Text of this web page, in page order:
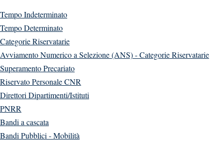
Tempo Indeterminato
Tempo Determinato
Categorie Riservatarie
Avviamento Numerico a Selezione (ANS) - Categorie Riservatarie
Superamento Precariato
Riservato Personale CNR
Direttori Dipartimenti/Istituti
PNRR
Bandi a cascata
Bandi Pubblici - Mobilità